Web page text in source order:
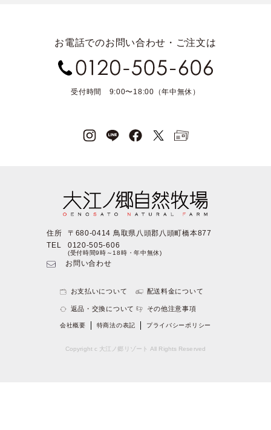
お電話でのお問い合わせ・ご注文は
受付時間 9:00〜18:00（年中無休）
住所
〒680-0414 鳥取県八頭郡八頭町橋本877
TEL
0120-505-606
(受付時間9時～18時・年中無休)
お問い合わせ
お支払いについて 配送料金について
返品・交換について その他注意事項
会社概要 特商法の表記 プライバシーポリシー
Copyright c 大江ノ郷リゾート All Rights Reserved